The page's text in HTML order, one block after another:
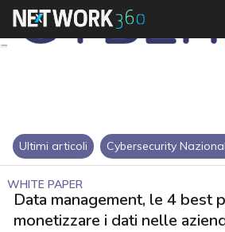
Ultimi articoli Cybersecurity
WHITE PAPER
Data management, le 4 best
monetizzare i dati nelle